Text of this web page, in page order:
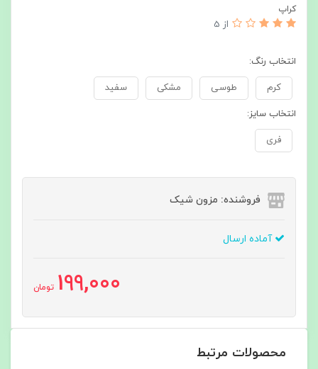
کراپ
از 5
انتخاب رنگ:
کرم طوسی مشکی سفید
انتخاب سایز:
فری
فروشنده: مزون شیک
آماده ارسال
199,000 تومان
محصولات مرتبط